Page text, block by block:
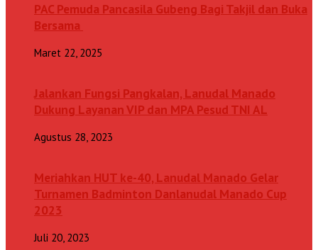
PAC Pemuda Pancasila Gubeng Bagi Takjil dan Buka
Bersama
Maret 22, 2025
Jalankan Fungsi Pangkalan, Lanudal Manado
Dukung Layanan VIP dan MPA Pesud TNI AL
Agustus 28, 2023
Meriahkan HUT ke-40, Lanudal Manado Gelar
Turnamen Badminton Danlanudal Manado Cup
2023
Juli 20, 2023